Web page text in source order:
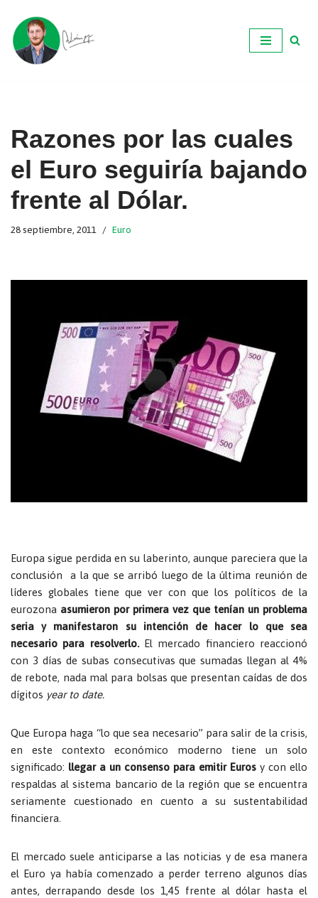
Ir
al
Razones por las cuales
el Euro seguiría bajando
frente al Dólar.
28 septiembre, 2011 Euro
Europa sigue perdida en su laberinto, aunque pareciera que la
conclusión a la que se arribó luego de la última reunión de
líderes globales tiene que ver con que los políticos de la
eurozona asumieron por primera vez que tenían un problema
seria y manifestaron su intención de hacer lo que sea
necesario para resolverlo. El mercado financiero reaccionó
con 3 días de subas consecutivas que sumadas llegan al 4%
de rebote, nada mal para bolsas que presentan caídas de dos
dígitos year to date.
Que Europa haga “lo que sea necesario” para salir de la crisis,
en este contexto económico moderno tiene un solo
significado: llegar a un consenso para emitir Euros y con ello
respaldas al sistema bancario de la región que se encuentra
seriamente cuestionado en cuento a su sustentabilidad
financiera.
El mercado suele anticiparse a las noticias y de esa manera
el Euro ya había comenzado a perder terreno algunos días
antes, derrapando desde los 1,45 frente al dólar hasta el